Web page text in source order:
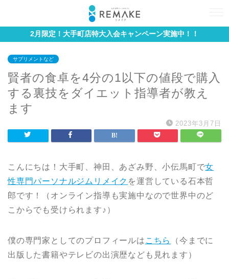
2月限定！大手町店特大入会キャンペーン実施中！！
サプリメントなど
賢者の食卓を4分の1以下の値段で購入
する裏技をダイエット指導者が教え
ます
2023年3月7日
こんにちは！大手町、神田、あざみ野、小伝馬町で女
性専門パーソナルジムリメイク を運営している石本哲
郎です！（オンライン指導も実施中なので世界中のど
こからでも受けられます♪）
僕の専門家としてのプロフィールは こちら
（今までに
出版した書籍やテレビの出演歴なども見れます）